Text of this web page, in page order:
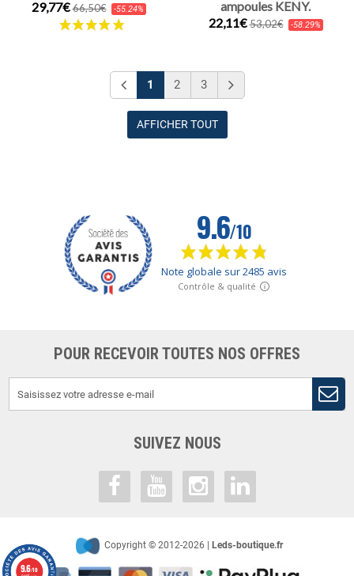
29,77€66,50€ -55.24%
ampoules KENY.
22,11€53,02€ -58.29%
1 2 3
AFFICHER TOUT
POUR RECEVOIR TOUTES NOS OFFRES
SUIVEZ NOUS
Copyright © 2012-2026 | Leds-boutique.fr
9.6/10